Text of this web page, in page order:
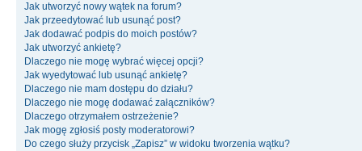
Jak utworzyć nowy wątek na forum?
Jak przeedytować lub usunąć post?
Jak dodawać podpis do moich postów?
Jak utworzyć ankietę?
Dlaczego nie mogę wybrać więcej opcji?
Jak wyedytować lub usunąć ankietę?
Dlaczego nie mam dostępu do działu?
Dlaczego nie mogę dodawać załączników?
Dlaczego otrzymałem ostrzeżenie?
Jak mogę zgłosiś posty moderatorowi?
Do czego służy przycisk „Zapisz” w widoku tworzenia wątku?